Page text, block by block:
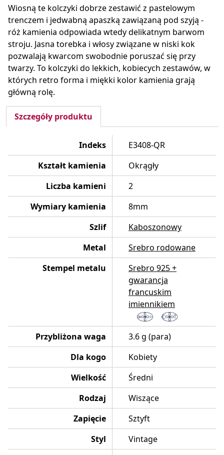
Wiosną te kolczyki dobrze zestawić z pastelowym
trenczem i jedwabną apaszką zawiązaną pod szyją -
róż kamienia odpowiada wtedy delikatnym barwom
stroju. Jasna torebka i włosy związane w niski kok
pozwalają kwarcom swobodnie poruszać się przy
twarzy. To kolczyki do lekkich, kobiecych zestawów, w
których retro forma i miękki kolor kamienia grają
główną rolę.
Szczegóły produktu
Indeks
E3408-QR
Kształt kamienia
Okrągły
Liczba kamieni
2
Wymiary kamienia
8mm
Szlif
Kaboszonowy
Metal
Srebro rodowane
Stempel metalu
Srebro 925 +
gwarancja
francuskim
imiennikiem
Przybliżona waga
3.6 g (para)
Dla kogo
Kobiety
Wielkość
Średni
Rodzaj
Wiszące
Zapięcie
Sztyft
Styl
Vintage